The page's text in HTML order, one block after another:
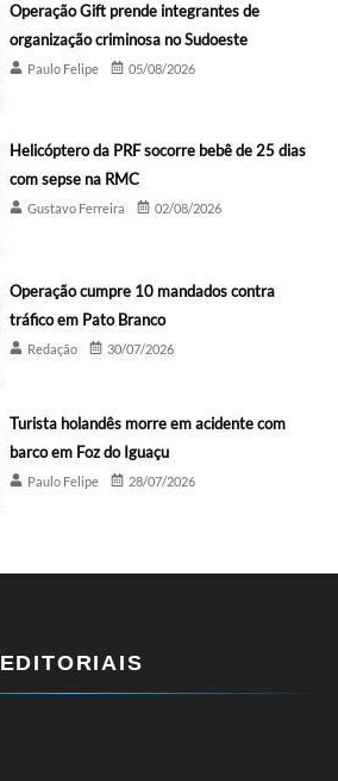
Operação Gift prende integrantes de
organização criminosa no Sudoeste
Paulo Felipe 05/08/2026
Helicóptero da PRF socorre bebê de 25 dias
com sepse na RMC
Gustavo Ferreira 02/08/2026
Operação cumpre 10 mandados contra
tráfico em Pato Branco
Redação 30/07/2026
Turista holandês morre em acidente com
barco em Foz do Iguaçu
Paulo Felipe 28/07/2026
EDITORIAIS